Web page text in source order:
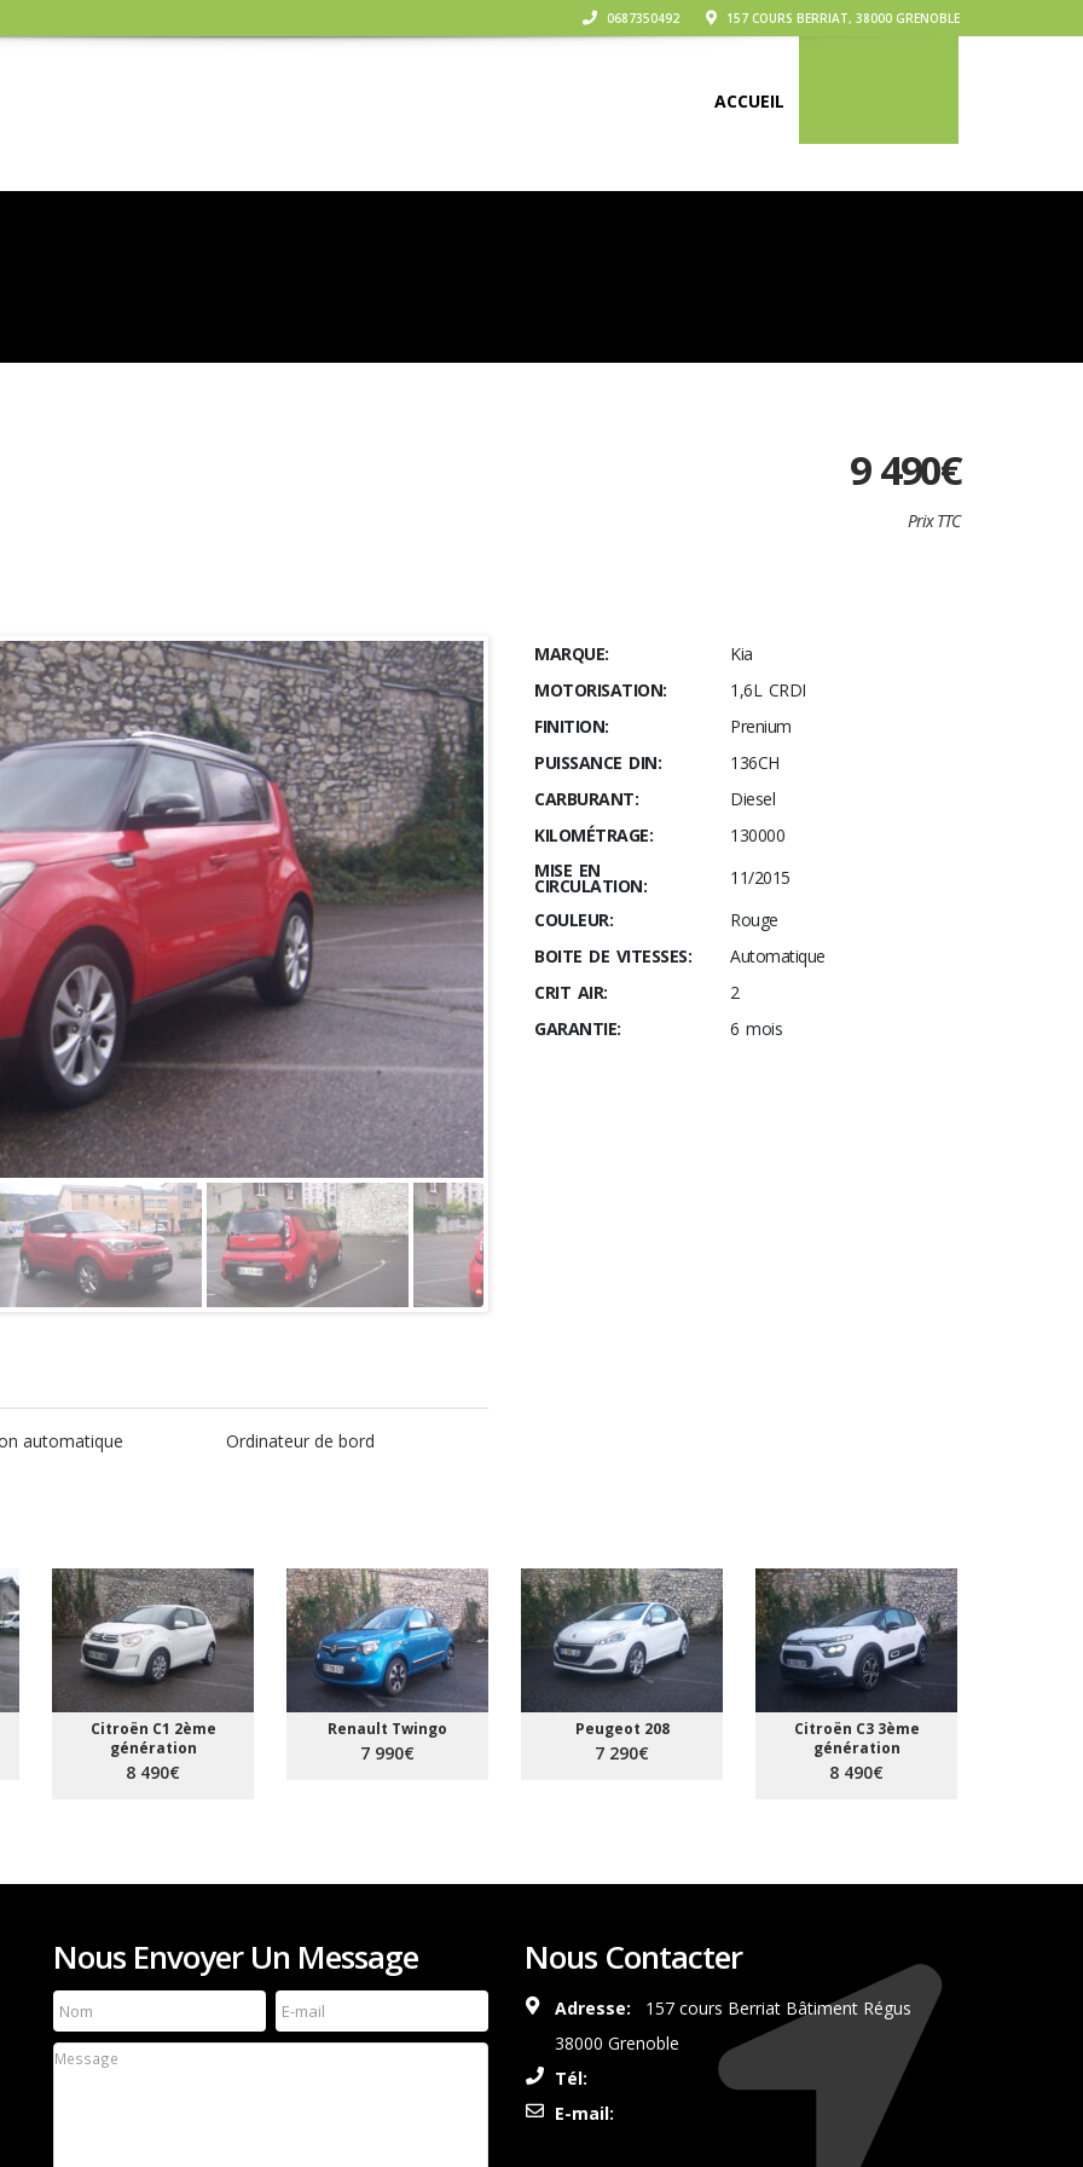
0687350492 157 COURS BERRIAT, 38000 GRENOBLE
ACCUEIL
9 490€
Prix TTC
automatique
Ordinateur de bord
MARQUE:
Kia
MOTORISATION:
1,6L CRDI
FINITION:
Prenium
PUISSANCE DIN:
136CH
CARBURANT:
Diesel
KILOMÉTRAGE:
130000
MISE EN
CIRCULATION:
11/2015
COULEUR:
Rouge
BOITE DE VITESSES:
Automatique
CRIT AIR:
2
GARANTIE:
6 mois
Citroën C1 2ème
génération
8 490€
Renault Twingo
7 990€
Peugeot 208
7 290€
Citroën C3 3ème
génération
8 490€
Nous Envoyer Un Message Nous Contacter
Adresse:
157 cours Berriat Bâtiment Régus
38000 Grenoble
Tél:
0687350492
E-mail: